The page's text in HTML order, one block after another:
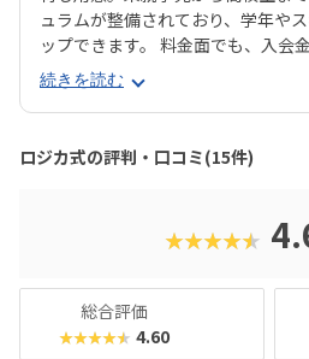
ュラムが整備されており、学年や
ップできます。 料金面でも、入会
たり1,800円とリーズナブル。年間
より大幅に低コストで学べるのが大
「全国選抜小学生プログラミング
ど、チャレンジの場も多数。 プロ
前での発表や課題解決に取り組む
続きを読む
ロジカ式の評判・口コミ(15件)
★★★★★
総合評価
★★★★★ 4.60